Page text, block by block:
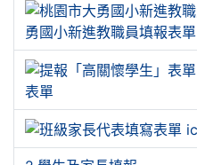
勇國小新進教職員填報表單
表單